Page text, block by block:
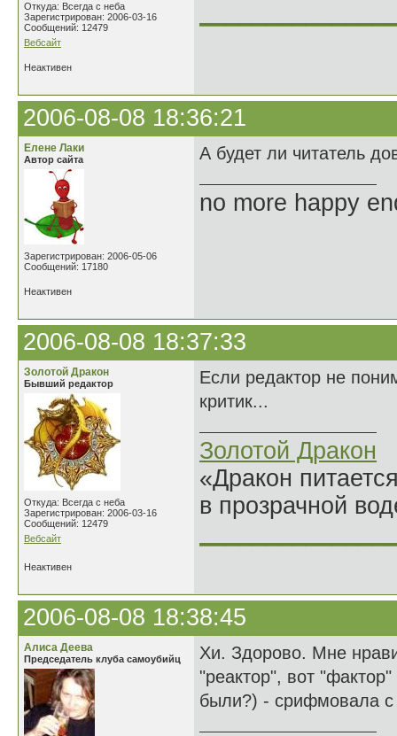
Откуда: Всегда с неба
Зарегистрирован: 2006-03-16
Сообщений: 12479
Вебсайт
Неактивен
2006-08-08 18:36:21
Елене Лаки
Автор сайта
Зарегистрирован: 2006-05-06
Сообщений: 17180
А будет ли читатель
no more happy
Неактивен
2006-08-08 18:37:33
Золотой Дракон
Бывший редактор
Откуда: Всегда с неба
Зарегистрирован: 2006-03-16
Сообщений: 12479
Вебсайт
Если редактор не
критик...
Золотой Дракон
«Дракон
в прозрачной
Неактивен
2006-08-08 18:38:45
Алиса Деева
Председатель клуба самоубийц
Хи. Здорово. Мне
"реактор", вот
были?) - срифмовала с